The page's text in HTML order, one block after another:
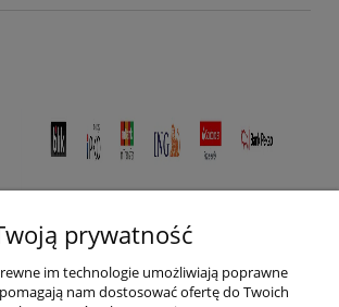
prywatność
im technologie umożliwiają poprawne
nam dostosować ofertę do Twoich